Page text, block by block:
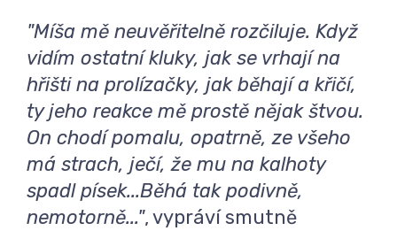
"Míša mě neuvěřitelně rozčiluje. Když
vidím ostatní kluky, jak se vrhají na
hřišti na prolízačky, jak běhají a křičí,
ty jeho reakce mě prostě nějak štvou.
On chodí pomalu, opatrně, ze všeho
má strach, ječí, že mu na kalhoty
spadl písek...Běhá tak podivně,
nemotorně...", vypráví smutně